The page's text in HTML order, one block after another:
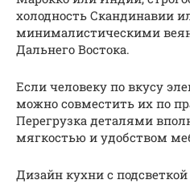
холодность Скандинавии
минималистическими
Дальнего Востока.
Если человеку по вкусу
можно совместить их по
Перегрузка деталями
мягкостью и удобством
Дизайн кухни с подсветкой